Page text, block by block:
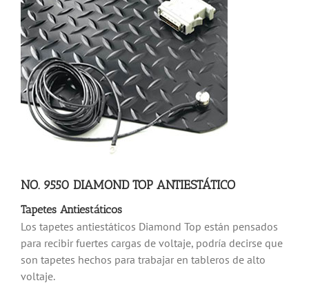
NO. 9550 DIAMOND TOP ANTIESTÁTICO
Tapetes Antiestáticos
Los tapetes antiestáticos Diamond Top están pensados
para recibir fuertes cargas de voltaje, podría decirse que
son tapetes hechos para trabajar en tableros de alto
voltaje.